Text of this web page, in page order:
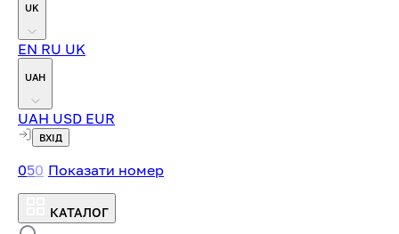
UK
EN RU UK
UAH
UAH USD EUR
ВХІД
050 Показати номер
КАТАЛОГ